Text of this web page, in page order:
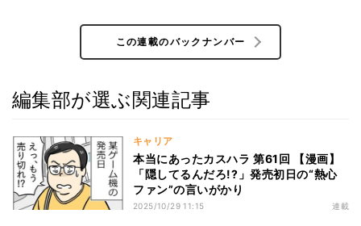
この連載のバックナンバー
編集部が選ぶ関連記事
キャリア
本当にあったカスハラ 第61回 【漫画】
「隠してるんだろ!?」発売初日の“熱心
ファン”の言いがかり
2025/10/29 11:15 連載